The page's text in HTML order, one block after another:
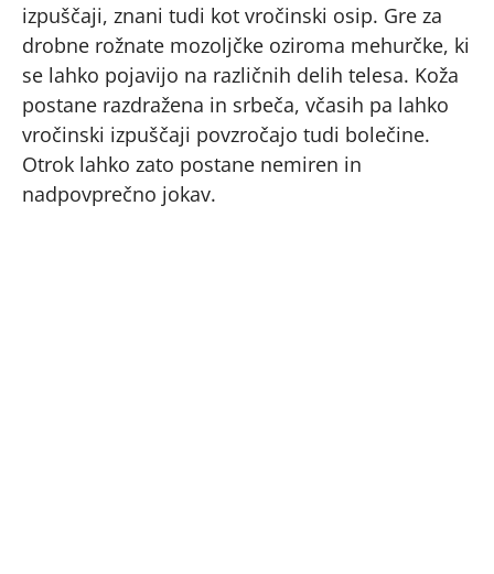
izpuščaji, znani tudi kot vročinski osip. Gre za
drobne rožnate mozoljčke oziroma mehurčke, ki
se lahko pojavijo na različnih delih telesa. Koža
postane razdražena in srbeča, včasih pa lahko
vročinski izpuščaji povzročajo tudi bolečine.
Otrok lahko zato postane nemiren in
nadpovprečno jokav.